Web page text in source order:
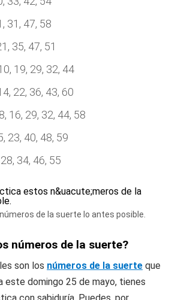
31, 47, 58
35, 47, 51
19, 29, 32, 44
22, 36, 43, 60
16, 29, 32, 44, 58
23, 40, 48, 59
34, 46, 55
de la suerte lo antes posible.
números de la suerte?
son los números de la suerte que
este domingo 25 de mayo, tienes